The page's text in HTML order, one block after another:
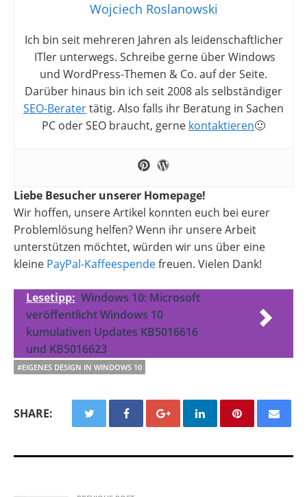
Wojciech Roslanowski
Ich bin seit mehreren Jahren als leidenschaftlicher
ITler unterwegs. Schreibe gerne über Windows
und WordPress-Themen & Co. auf der Seite.
Darüber hinaus bin ich seit 2008 als selbständiger
SEO-Beratertätig. Also falls ihr Beratung in Sachen
PC oder SEO braucht, gerne kontaktieren🙂
Liebe Besucher unserer Homepage!
Wir hoffen, unsere Artikel konnten euch bei eurer
Problemlösung helfen? Wenn ihr unsere Arbeit
unterstützen möchtet, würden wir uns über eine
kleine PayPal-Kaffeespendefreuen. Vielen Dank!
Lesetipp: Windows 10: Microsoft
veröffentlicht Windows 10
kumulativen Updates KB5016616
und KB5016623
#EIGENES DESIGN IN WINDOWS 10
SHARE: